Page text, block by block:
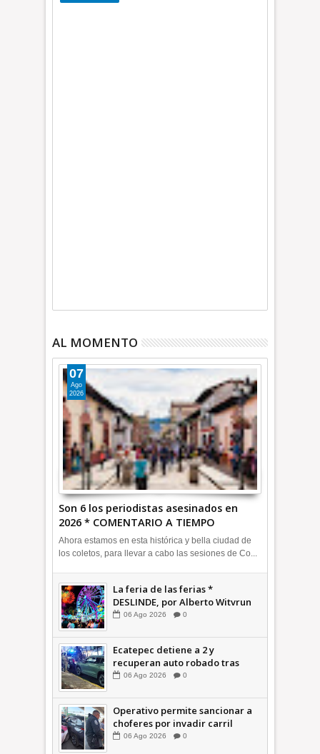
AL MOMENTO
Son 6 los periodistas asesinados en
2026 * COMENTARIO A TIEMPO
07
Ago
2026
Ahora estamos en esta histórica y bella ciudad de
los coletos, para llevar a cabo las sesiones de Co...
La feria de las ferias *
DESLINDE, por Alberto Witvrun
06 Ago 2026 0
Ecatepec detiene a 2 y
recuperan auto robado tras
operativo con Tecámac +Video
06 Ago 2026 0
Operativo permite sancionar a
choferes por invadir carril
confinado: Ecatepec +Video |
06 Ago 2026 0